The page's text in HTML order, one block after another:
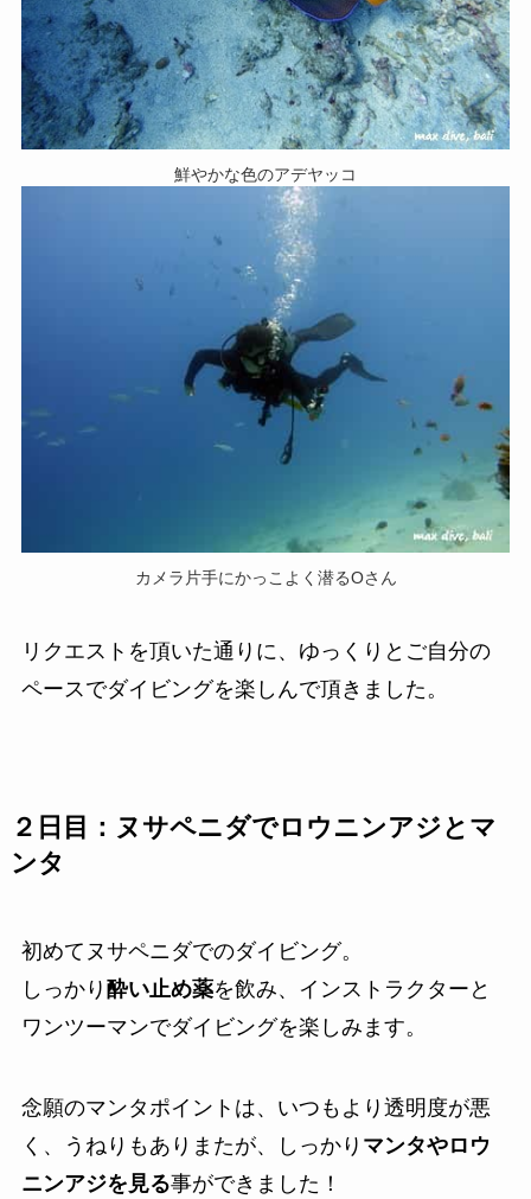
鮮やかな色のアデヤッコ
カメラ片手にかっこよく潜るOさん
リクエストを頂いた通りに、ゆっくりとご自分の
ペースでダイビングを楽しんで頂きました。
２日目：ヌサペニダでロウニンアジとマ
ンタ
初めてヌサペニダでのダイビング。
しっかり 酔い止め薬を飲み、インストラクターと
ワンツーマンでダイビングを楽しみます。
念願のマンタポイントは、いつもより透明度が悪
く、うねりもありまたが、しっかり マンタやロウ
ニンアジを見る事ができました！